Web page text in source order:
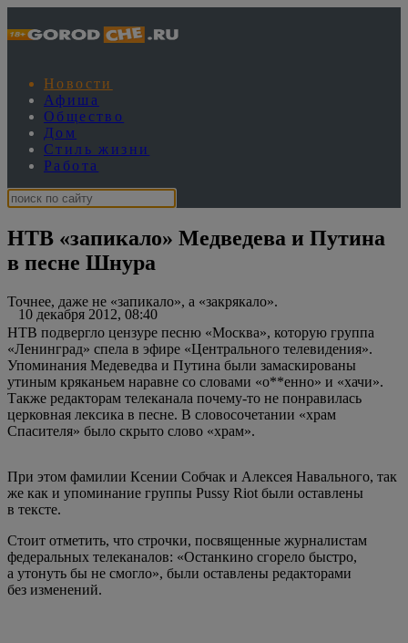
Новости
Афиша
Общество
Дом
Стиль жизни
Работа
НТВ «запикало» Медведева и Путина
в песне Шнура
10 декабря 2012, 08:40
Точнее, даже не «запикало», а «закрякало».
НТВ подвергло цензуре песню «Москва», которую группа
«Ленинград» спела в эфире «Центрального телевидения».
Упоминания Медеведва и Путина были замаскированы
утиным кряканьем наравне со словами «о**енно» и «хачи».
Также редакторам телеканала почему-то не понравилась
церковная лексика в песне. В словосочетании «храм
Спасителя» было скрыто слово «храм».
При этом фамилии Ксении Собчак и Алексея Навального, так
же как и упоминание группы Pussy Riot были оставлены
в тексте.
Стоит отметить, что строчки, посвященные журналистам
федеральных телеканалов: «Останкино сгорело быстро,
а утонуть бы не смогло», были оставлены редакторами
без изменений.